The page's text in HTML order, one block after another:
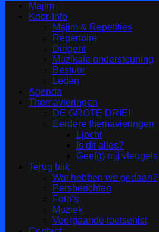
Majim
Koor-Info
Majim & Repetities
Repertoire
Dirigent
Muzikale ondersteuning
Bestuur
Leden
Agenda
Themavieringen
DE GROTE DRIE!
Eerdere themavieringen
Ljocht
Is dit alles?
Geef(t) mij vleugels
Terug blik
Wat hebben we gedaan?
Persberichten
Foto’s
Muziek
Voorgaande toetsenist